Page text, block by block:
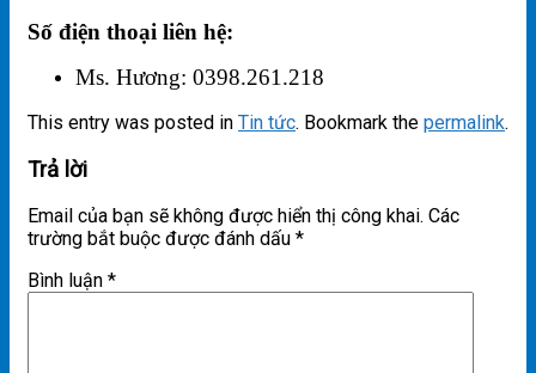
Số điện thoại liên hệ:
Ms. Hương: 0398.261.218
This entry was posted in Tin tức. Bookmark the permalink.
Trả lời
Email của bạn sẽ không được hiển thị công khai. Các
trường bắt buộc được đánh dấu *
Bình luận *